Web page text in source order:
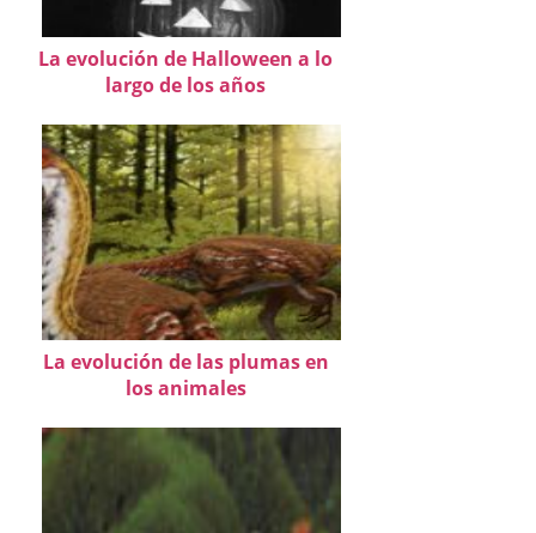
La evolución de Halloween a lo
largo de los años
La evolución de las plumas en
los animales